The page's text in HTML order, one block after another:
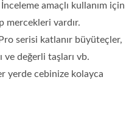
amaçlı kullanım için
mercekleri vardır.
serisi katlanır büyüteçler,
ve değerli taşları vb.
yerde cebinize kolayca